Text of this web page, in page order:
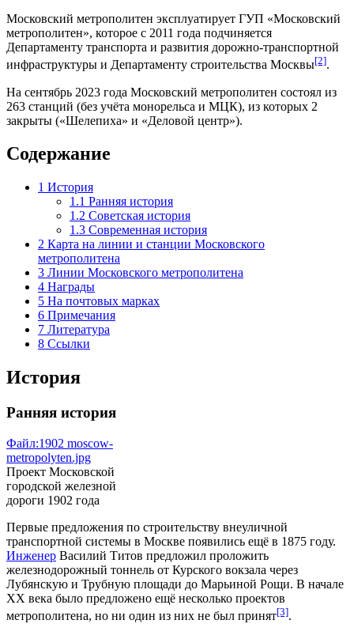
Московский метрополитен эксплуатирует ГУП «Московский
метрополитен», которое с 2011 года подчиняется
Департаменту транспорта и развития дорожно-транспортной
инфраструктуры и Департаменту строительства Москвы[2].
На сентябрь 2023 года Московский метрополитен состоял из
263 станций (без учёта монорельса и МЦК), из которых 2
закрыты («Шелепиха» и «Деловой центр»).
Содержание
1 История
1.1 Ранняя история
1.2 Советская история
1.3 Современная история
2 Карта на линии и станции Московского
метрополитена
3 Линии Московского метрополитена
4 Награды
5 На почтовых марках
6 Примечания
7 Литература
8 Ссылки
История
Ранняя история
Файл:1902 moscow-
metropolyten.jpg
Проект Московской
городской железной
дороги 1902 года
Первые предложения по строительству внеуличной
транспортной системы в Москве появились ещё в 1875 году.
Инженер Василий Титов предложил проложить
железнодорожный тоннель от Курского вокзала через
Лубянскую и Трубную площади до Марьиной Рощи. В начале
ХХ века было предложено ещё несколько проектов
метрополитена, но ни один из них не был принят[3].